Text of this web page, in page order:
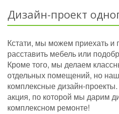
Дизайн-проект
Кстати, мы можем приехать и
расставить мебель или
Кроме того, мы делаем
отдельных помещений, но
комплексные дизайн-
акция, по которой мы дарим
комплексном ремонте!